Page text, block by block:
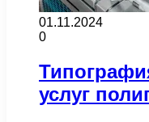
01.11.2024
0
услуг